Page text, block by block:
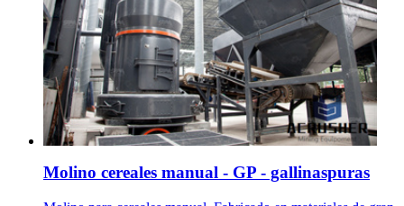
Molino cereales manual - GP - gallinaspuras